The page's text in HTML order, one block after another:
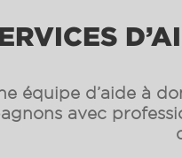
équipe d’aide à
avec